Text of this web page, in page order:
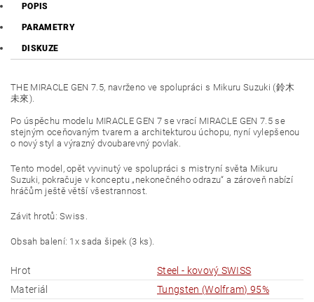
POPIS
PARAMETRY
DISKUZE
THE MIRACLE GEN 7.5, navrženo ve spolupráci s Mikuru Suzuki (鈴木
未來).
Po úspěchu modelu MIRACLE GEN 7 se vrací MIRACLE GEN 7.5 se
stejným oceňovaným tvarem a architekturou úchopu, nyní vylepšenou
o nový styl a výrazný dvoubarevný povlak.
Tento model, opět vyvinutý ve spolupráci s mistryní světa Mikuru
Suzuki, pokračuje v konceptu „nekonečného odrazu“ a zároveň nabízí
hráčům ještě větší všestrannost.
Závit hrotů: Swiss.
Obsah balení: 1x sada šipek (3 ks).
Hrot
Steel - kovový SWISS
Materiál
Tungsten (Wolfram) 95%